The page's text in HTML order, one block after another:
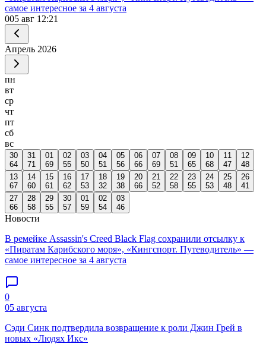
самое интересное за 4 августа
005 авг 12:21
Апрель 2026
пн
вт
ср
чт
пт
сб
вс
30
64
31
71
01
69
02
55
03
50
04
51
05
56
06
66
07
69
08
51
09
65
10
68
11
47
12
48
13
67
14
60
15
61
16
62
17
53
18
32
19
38
20
66
21
52
22
58
23
55
24
53
25
48
26
41
27
66
28
58
29
55
30
57
01
59
02
54
03
46
Новости
В ремейке Assassin's Creed Black Flag сохранили отсылку к
«Пиратам Карибского моря», «Кингспорт. Путеводитель» —
самое интересное за 4 августа
0
05 августа
Сэди Синк подтвердила возвращение к роли Джин Грей в
новых «Людях Икс»